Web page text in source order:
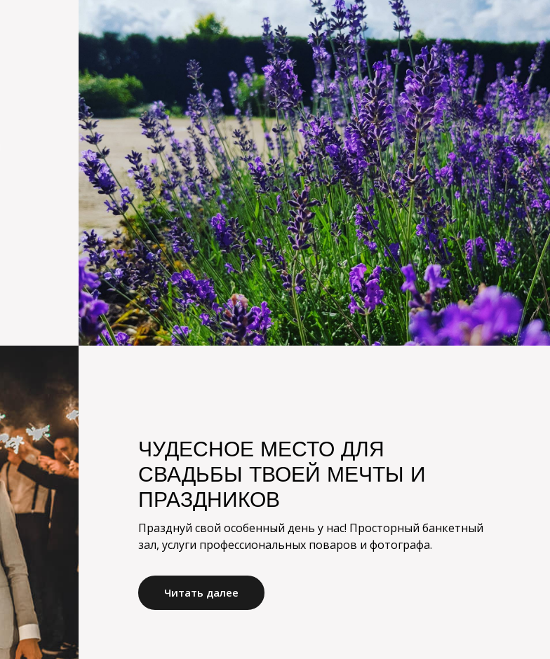
ЧУДЕСНОЕ МЕСТО ДЛЯ
СВАДЬБЫ ТВОЕЙ МЕЧТЫ И
ПРАЗДНИКОВ
Празднуй свой особенный день у нас! Просторный банкетный
зал, услуги профессиональных поваров и фотографа.
Читать далее